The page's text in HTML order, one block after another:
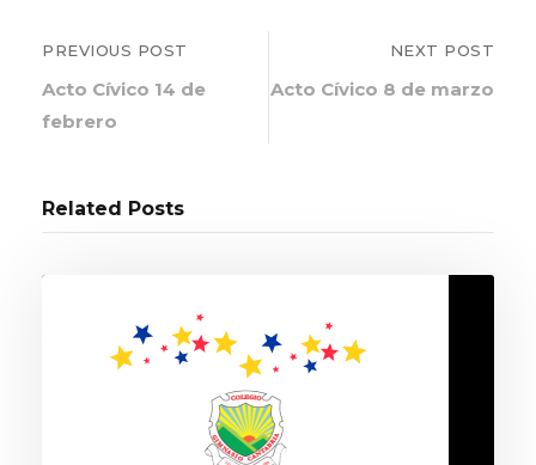
PREVIOUS POST
Acto Cívico 14 de
febrero
NEXT POST
Acto Cívico 8 de marzo
Related Posts